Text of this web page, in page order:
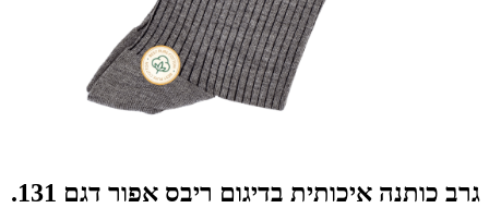
גרב כותנה איכותית בדיגום ריבס אפור דגם 131.